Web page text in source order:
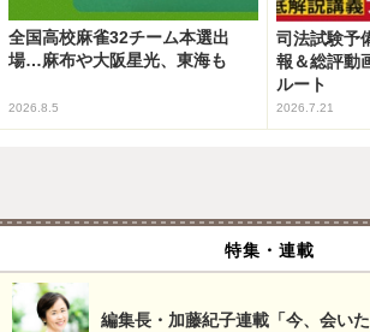
全国高校麻雀32チーム本選出
場…麻布や大阪星光、東海も
2026.8.5
司法試験予
報＆総評動
ルート
2026.7.21
特集・連載
編集長・加藤紀子連載「今、会いた